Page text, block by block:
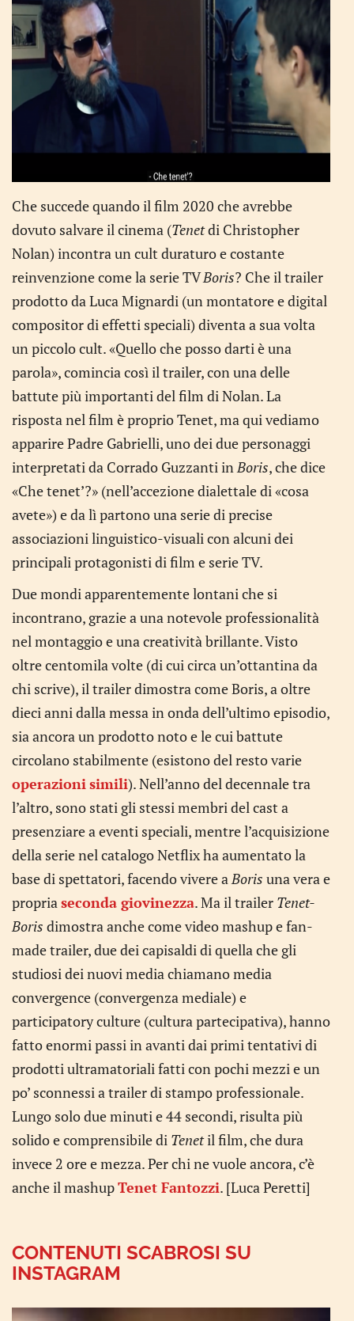
Che succede quando il film 2020 che avrebbe
dovuto salvare il cinema (Tenetdi Christopher
Nolan) incontra un cult duraturo e costante
reinvenzione come la serie TVBoris? Che il trailer
prodotto da Luca Mignardi (un montatore e digital
compositor di effetti speciali) diventa a sua volta
un piccolo cult. «Quello che posso darti è una
parola», comincia così il trailer, con una delle
battute più importanti del film di Nolan. La
risposta nel film è proprio Tenet, ma qui vediamo
apparire Padre Gabrielli, uno dei due personaggi
interpretati da Corrado Guzzanti inBoris, che dice
«Che tenet’?» (nell’accezione dialettale di «cosa
avete») e da lì partono una serie di precise
associazioni linguistico-visuali con alcuni dei
principali protagonisti di film e serie TV.
Due mondi apparentemente lontani che si
incontrano, grazie a una notevole professionalità
nel montaggio e una creatività brillante. Visto
oltre centomila volte (di cui circa un’ottantina da
chi scrive), il trailer dimostra come Boris, a oltre
dieci anni dalla messa in onda dell’ultimo episodio,
sia ancora un prodotto noto e le cui battute
circolano stabilmente (esistono del resto varie
operazionisimili). Nell’anno del decennale tra
l’altro, sono stati gli stessi membri del cast a
presenziare a eventi speciali, mentre l’acquisizione
della serie nel catalogo Netflix ha aumentato la
base di spettatori, facendo vivere aBoris una vera e
propriaseconda giovinezza. Ma il trailer Tenet-
Boris dimostra anche come video mashup e fan-
made trailer, due dei capisaldi di quella che gli
studiosi dei nuovi media chiamano media
convergence (convergenza mediale) e
participatory culture (cultura partecipativa), hanno
fatto enormi passi in avanti dai primi tentativi di
prodotti ultramatoriali fatti con pochi mezzi e un
po’ sconnessi a trailer di stampo professionale.
Lungo solo due minuti e 44 secondi, risulta più
solido e comprensibile di Tenetil film, che dura
invece 2 ore e mezza. Per chi ne vuole ancora, c’è
anche il mashupTenet Fantozzi. [Luca Peretti]
CONTENUTI SCABROSI SU
INSTAGRAM